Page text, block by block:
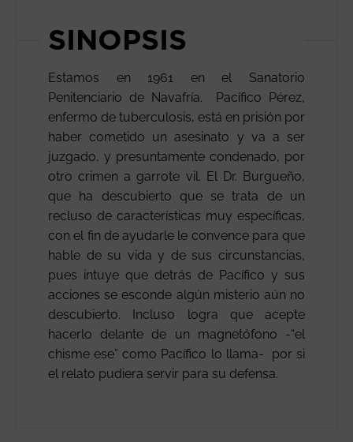
SINOPSIS
Estamos en 1961 en el Sanatorio
Penitenciario de Navafría. Pacífico Pérez,
enfermo de tuberculosis, está en prisión por
haber cometido un asesinato y va a ser
juzgado, y presuntamente condenado, por
otro crimen a garrote vil. El Dr. Burgueño,
que ha descubierto que se trata de un
recluso de características muy específicas,
con el fin de ayudarle le convence para que
hable de su vida y de sus circunstancias,
pues intuye que detrás de Pacífico y sus
acciones se esconde algún misterio aún no
descubierto. Incluso logra que acepte
hacerlo delante de un magnetófono -“el
chisme ese” como Pacífico lo llama- por si
el relato pudiera servir para su defensa.